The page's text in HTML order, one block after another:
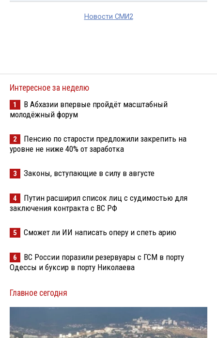
Новости СМИ2
Интересное за неделю
1
В Абхазии впервые пройдёт масштабный
молодёжный форум
2
Пенсию по старости предложили закрепить на
уровне не ниже 40% от заработка
3 Законы, вступающие в силу в августе
4
Путин расширил список лиц с судимостью для
заключения контракта с ВС РФ
5 Сможет ли ИИ написать оперу и спеть арию
6
ВС России поразили резервуары с ГСМ в порту
Одессы и буксир в порту Николаева
Главное сегодня